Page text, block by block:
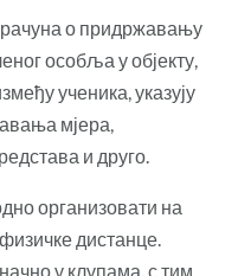
о придржавању
особља у објекту,
ученика, указују
мјера,
и друго.
организовати на
дистанце.
у клупама, с тим